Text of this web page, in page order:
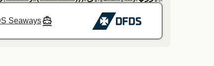
Seaways